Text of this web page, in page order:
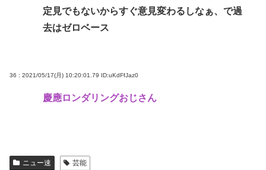
定見でもないからすぐ意見変わるしなぁ、で過
去はゼロベース
36 : 2021/05/17(月) 10:20:01.79 ID:uKdFfJaz0
慶應ロンダリングおじさん
ニュー速 芸能